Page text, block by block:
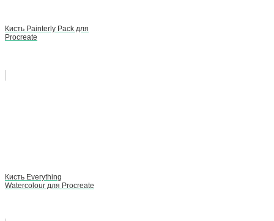
Кисть Painterly Pack для
Procreate
Кисть Everything
Watercolour для Procreate